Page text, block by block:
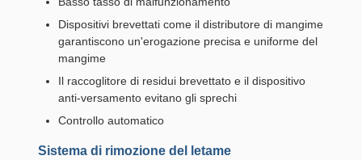
Dispositivi brevettati come il distributore di mangime
garantiscono un'erogazione precisa e uniforme del
mangime
Il raccoglitore di residui brevettato e il dispositivo
anti-versamento evitano gli sprechi
Controllo automatico
Sistema di rimozione del letame